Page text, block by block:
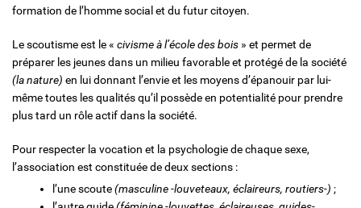
formation de l’homme social et du futur citoyen.
Le scoutisme est le « civisme à l’école des bois » et permet de
préparer les jeunes dans un milieu favorable et protégé de la société
(la nature) en lui donnant l’envie et les moyens d’épanouir par lui-
même toutes les qualités qu’il possède en potentialité pour prendre
plus tard un rôle actif dans la société.
Pour respecter la vocation et la psychologie de chaque sexe,
l’association est constituée de deux sections :
l’une scoute(masculine -louveteaux, éclaireurs, routiers-) ;